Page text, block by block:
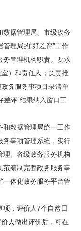
据管理局、市级政务
理局的“好差评”工作
务管理机构职责。要求
）和责任人；负责推
务服务事项目录清单
差评”结果纳入窗口工
数据管理局统一工作
务事项管理系统，实行
理。各级政务服务机构
范编制完整政务服务事
一体化政务服务平台管
，评价人7个自然日
人做出评价后，可在